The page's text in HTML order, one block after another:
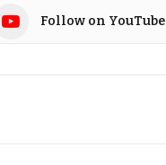
Follow on YouTube